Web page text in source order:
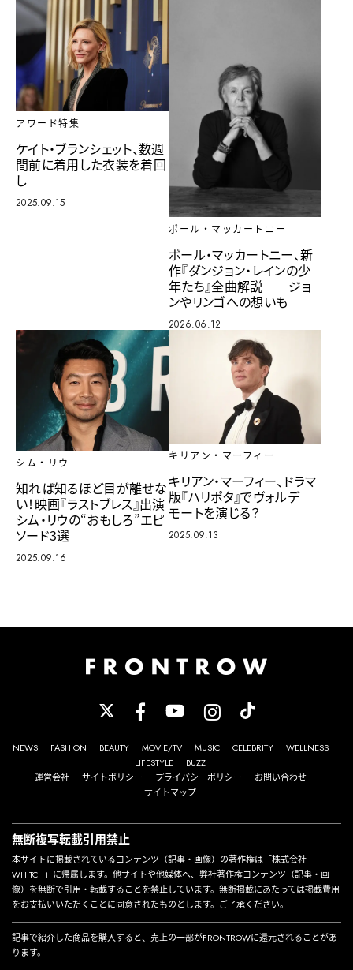
アワード特集
ケイト・ブランシェット、数週
間前に着用した衣装を着回
し
2025.09.15
ポール・マッカートニー
ポール・マッカートニー、新
作『ダンジョン・レインの少
年たち』全曲解説──ジョ
ンやリンゴへの想いも
2026.06.12
シム・リウ
知れば知るほど目が離せな
い！映画『ラストブレス』出演
シム・リウの“おもしろ”エピ
ソード3選
2025.09.16
キリアン・マーフィー
キリアン・マーフィー、ドラマ
版『ハリポタ』でヴォルデ
モートを演じる？
2025.09.13
NEWS FASHION BEAUTY MOVIE/TV MUSIC CELEBRITY
WELLNESS
LIFESTYLE
BUZZ
運営会社
サイトポリシー プライバシーポリシー
お問い合わせ
サイトマップ
無断複写転載引用禁止
本サイトに掲載されているコンテンツ（記事・画像）の著作権は「株式会社
WHITCH」に帰属します。他サイトや他媒体へ、弊社著作権コンテンツ（記事・画
像）を無断で引用・転載することを禁止しています。無断掲載にあたっては掲載費用
をお支払いいただくことに同意されたものとします。ご了承ください。
記事で紹介した商品を購入すると、売上の一部がFRONTROWに還元されることがあ
ります。